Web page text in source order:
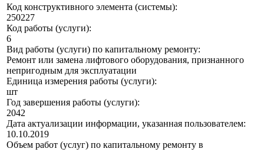
Код конструктивного элемента (системы):
250227
Код работы (услуги):
6
Вид работы (услуги) по капитальному ремонту:
Ремонт или замена лифтового оборудования, признанного
непригодным для эксплуатации
Единица измерения работы (услуги):
шт
Год завершения работы (услуги):
2042
Дата актуализации информации, указанная пользователем:
10.10.2019
Объем работ (услуг) по капитальному ремонту в